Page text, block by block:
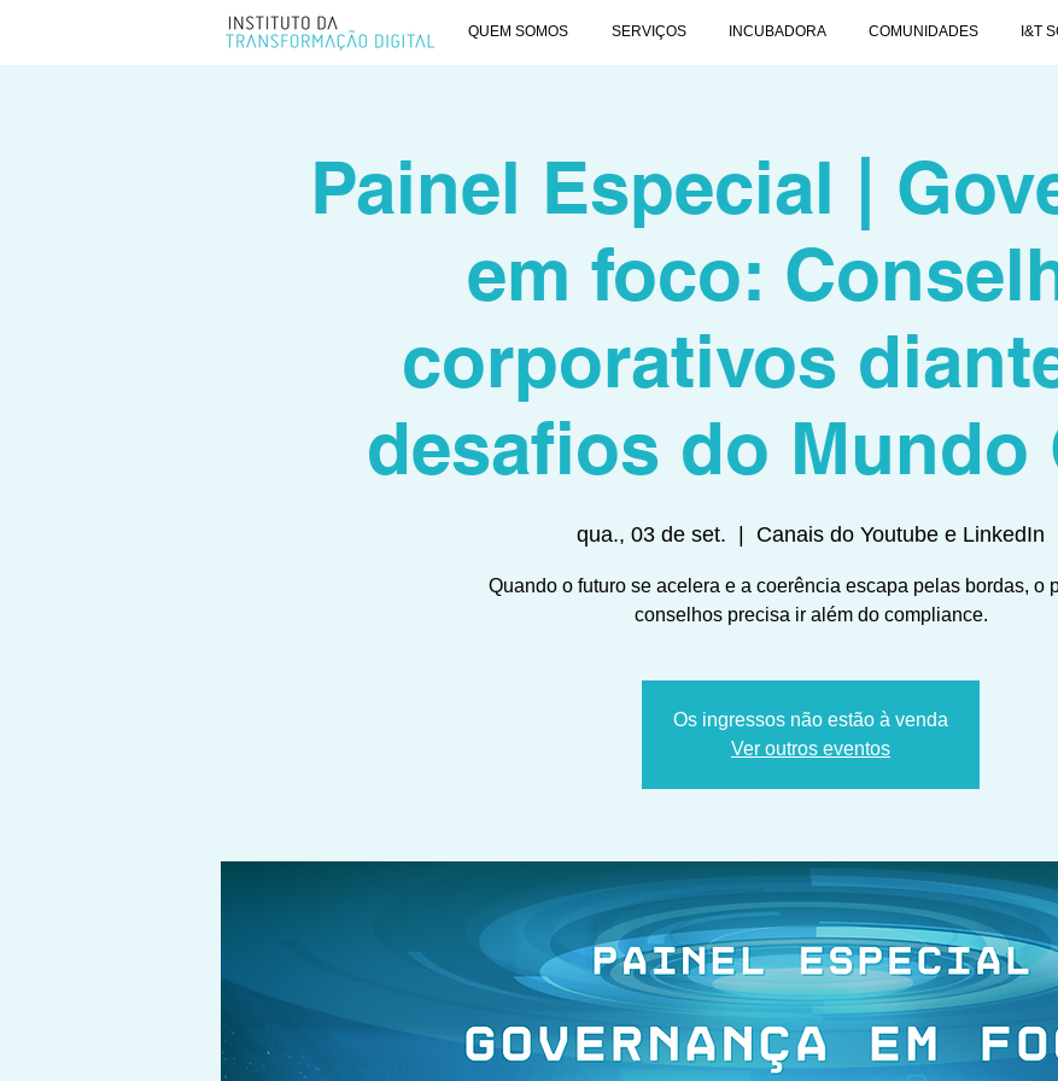
QUEM SOMOS SERVIÇOS INCUBADORA COMUNIDADES I&T
Painel Especial |
em foco:
corporativos
desafios do Mundo
qua., 03 de set. Canais do Youtube e LinkedIn
Quando o futuro se acelera e a coerência escapa pelas bordas, o
conselhos precisa ir além do compliance.
Os ingressos não estão à venda
Ver outros eventos